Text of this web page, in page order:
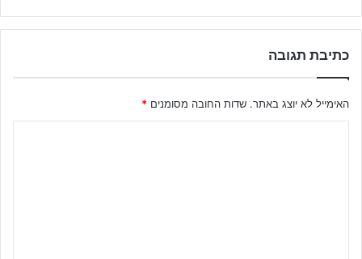
כתיבת תגובה
האימייל לא יוצג באתר. שדות החובה מסומנים *